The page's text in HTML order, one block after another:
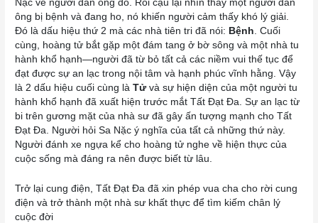
Nặc về người đàn ông đó. Rồi cậu lại nhìn thấy một người đàn
ông bị bệnh và đang ho, nó khiến người cảm thấy khó lý giải.
Đó là dấu hiệu thứ 2 mà các nhà tiên tri đã nói: Bệnh . Cuối
cùng, hoàng tử bắt gặp một đám tang ở bờ sông và một nhà tu
hành khổ hạnh—người đã từ bỏ tất cả các niềm vui thế tục để
đạt được sự an lạc trong nội tâm và hạnh phúc vĩnh hằng. Vậy
là 2 dấu hiệu cuối cùng làTửvà sự hiện diện của một người tu
hành khổ hạnh đã xuất hiện trước mắt Tất Đạt Đa. Sự an lạc từ
bi trên gương mặt của nhà sư đã gây ấn tượng mạnh cho Tất
Đạt Đa. Người hỏi Sa Nặc ý nghĩa của tất cả những thứ này.
Người đánh xe ngựa kể cho hoàng tử nghe về hiện thực của
cuộc sống mà đáng ra nên được biết từ lâu.
Trở lại cung điện, Tất Đạt Đa đã xin phép vua cha cho rời cung
điện và trở thành một nhà sư khất thực để tìm kiếm chân lý
cuộc đời